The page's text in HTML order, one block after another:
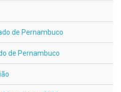
de Pernambuco
de Pernambuco